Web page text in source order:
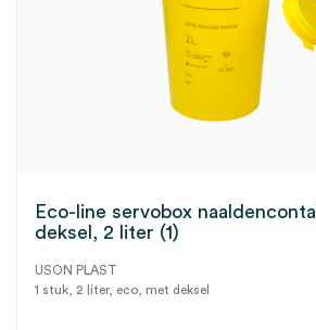
Eco-line servobox
deksel, 2 liter (1)
USON PLAST
1 stuk, 2 liter, eco, met deksel